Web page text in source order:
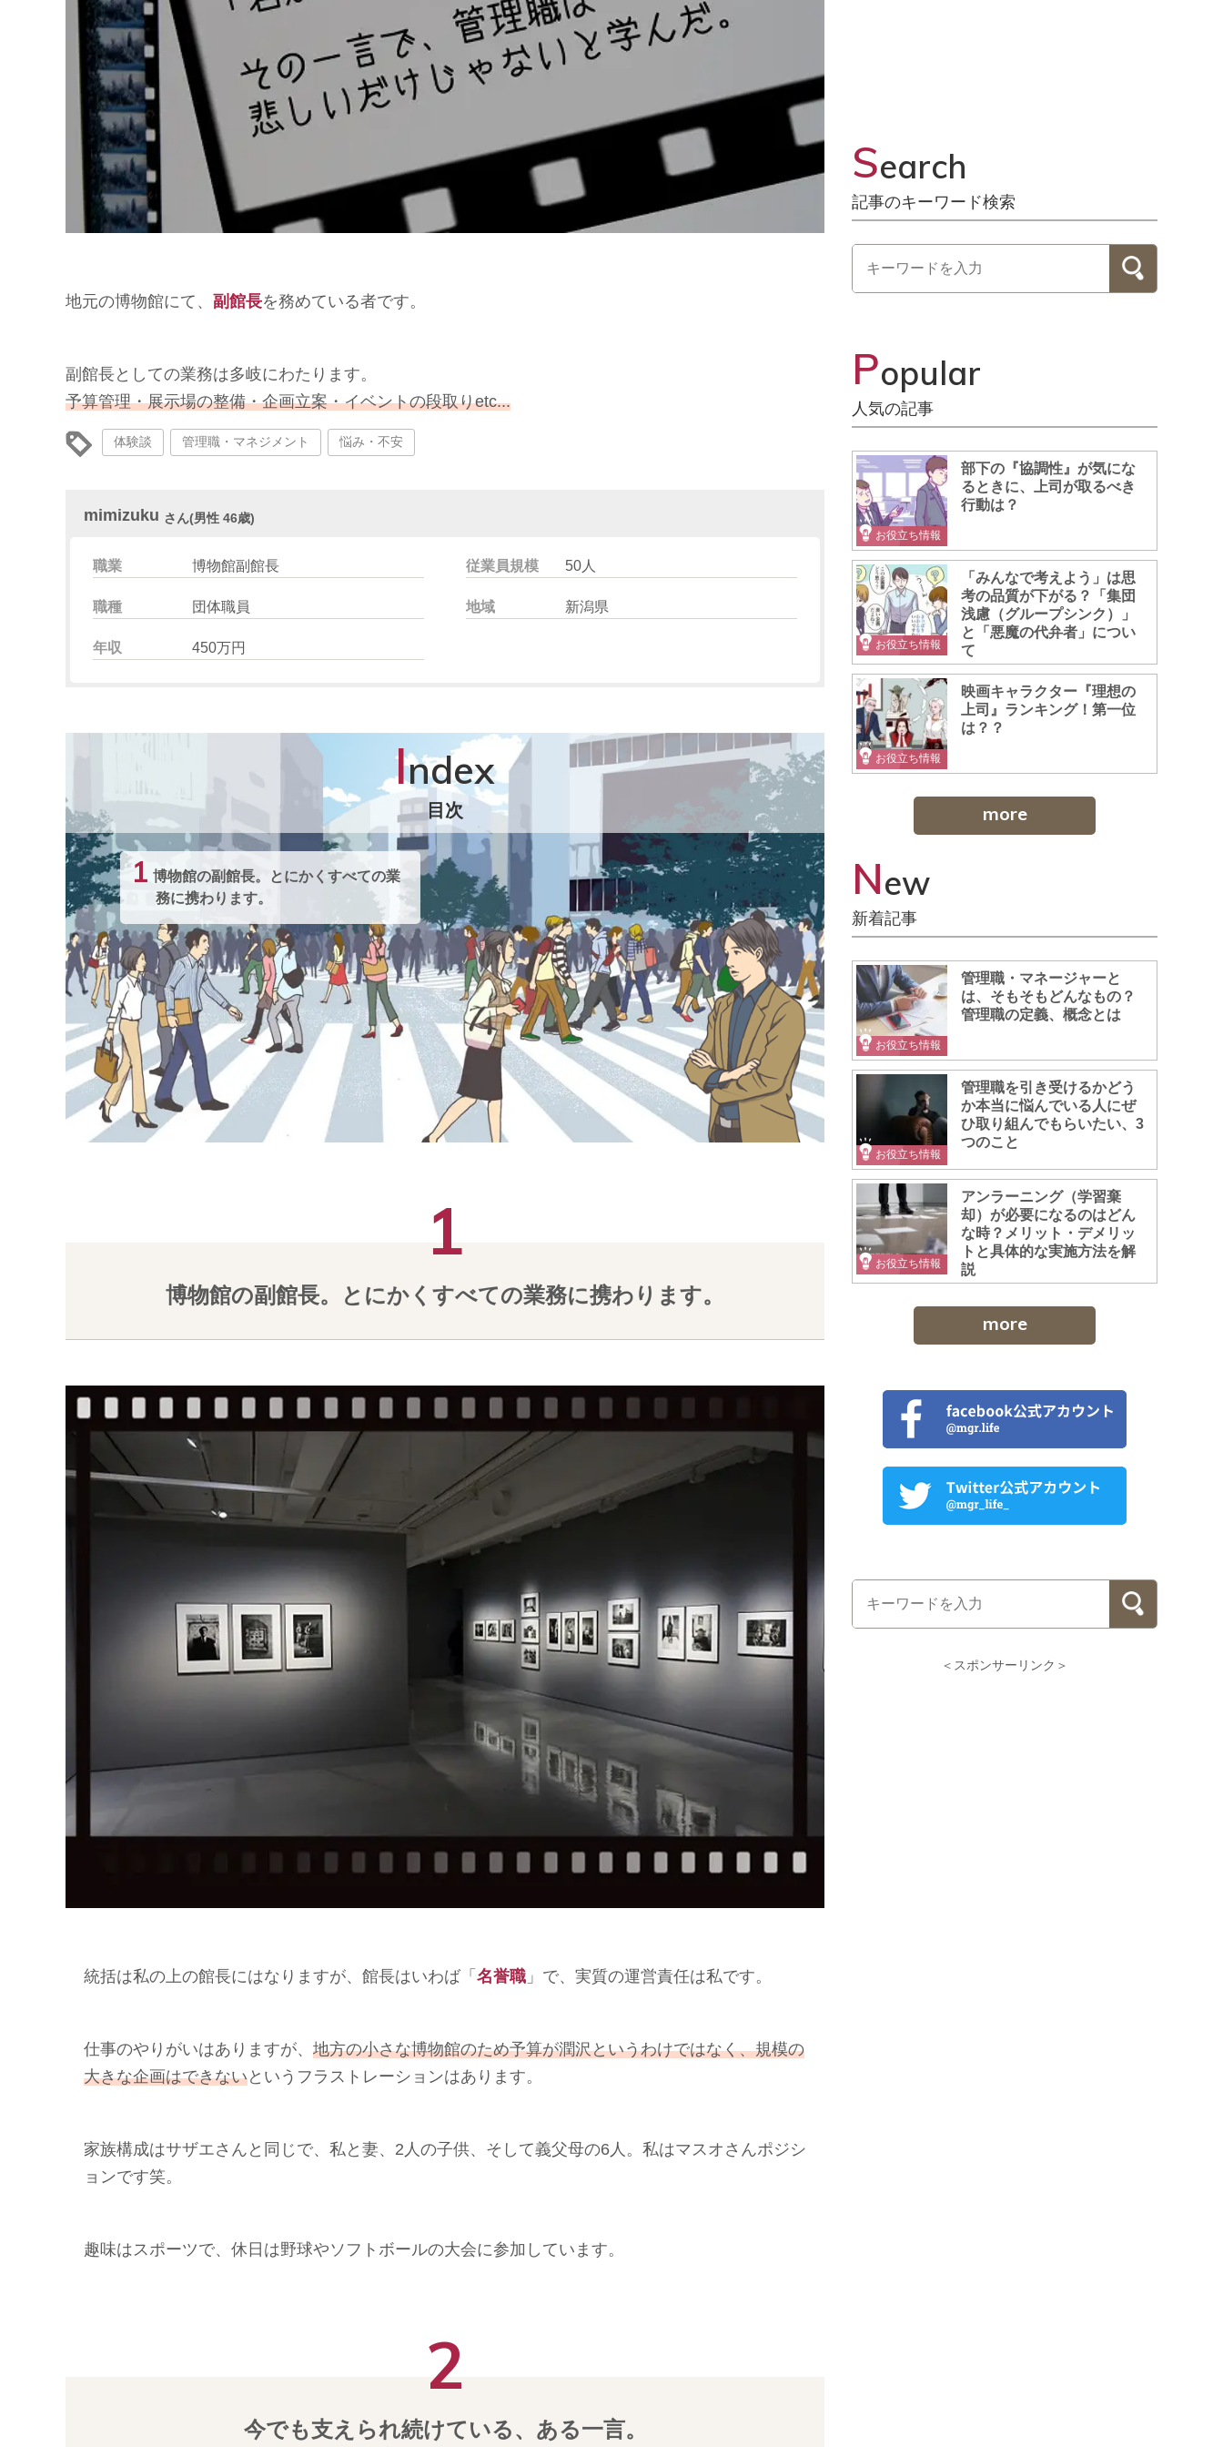
地元の博物館にて、 副館長を務めている者です。
副館長としての業務は多岐にわたります。
予算管理・展示場の整備・企画立案・イベントの段取りetc...
体験談 管理職・マネジメント 悩み・不安
mimizuku さん(男性 46歳)
職業 博物館副館長
職種 団体職員
年収 450万円
従業員規模 50人
地域 新潟県
Index
目次
1 博物館の副館長。とにかくすべての業
務に携わります。
2 今でも支えられ続けている、ある一
言。
3 副館長としての佇まい。 4
まとめ
博物館の副館長。とにかくすべての業務に携わります。
統括は私の上の館長にはなりますが、館長はいわば「 名誉職 」で、実質の運営責任は私です。
仕事のやりがいはありますが、 地方の小さな博物館のため予算が潤沢というわけではなく、規模の
大きな企画はできないというフラストレーションはあります。
家族構成はサザエさんと同じで、私と妻、2人の子供、そして義父母の6人。私はマスオさんポジシ
ョンです笑。
趣味はスポーツで、休日は野球やソフトボールの大会に参加しています。
今でも支えられ続けている、ある一言。
Search
記事のキーワード検索
Popular
人気の記事
お役立ち情報
部下の『協調性』が気にな
るときに、上司が取るべき
行動は？
お役立ち情報
「みんなで考えよう」は思
考の品質が下がる？「集団
浅慮（グループシンク）」
と「悪魔の代弁者」につい
て
お役立ち情報
映画キャラクター『理想の
上司』ランキング！第一位
は？？
more
New
新着記事
お役立ち情報
管理職・マネージャーと
は、そもそもどんなもの？
管理職の定義、概念とは
お役立ち情報
管理職を引き受けるかどう
か本当に悩んでいる人にぜ
ひ取り組んでもらいたい、3
つのこと
お役立ち情報
アンラーニング（学習棄
却）が必要になるのはどん
な時？メリット・デメリッ
トと具体的な実施方法を解
説
more
＜スポンサーリンク＞